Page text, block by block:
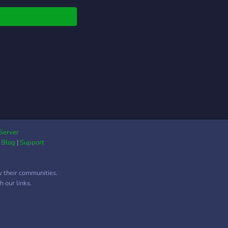
Blog |Support
communities.
our links.